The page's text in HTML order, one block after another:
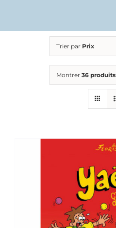
Trier par Prix
Montrer 36 produits